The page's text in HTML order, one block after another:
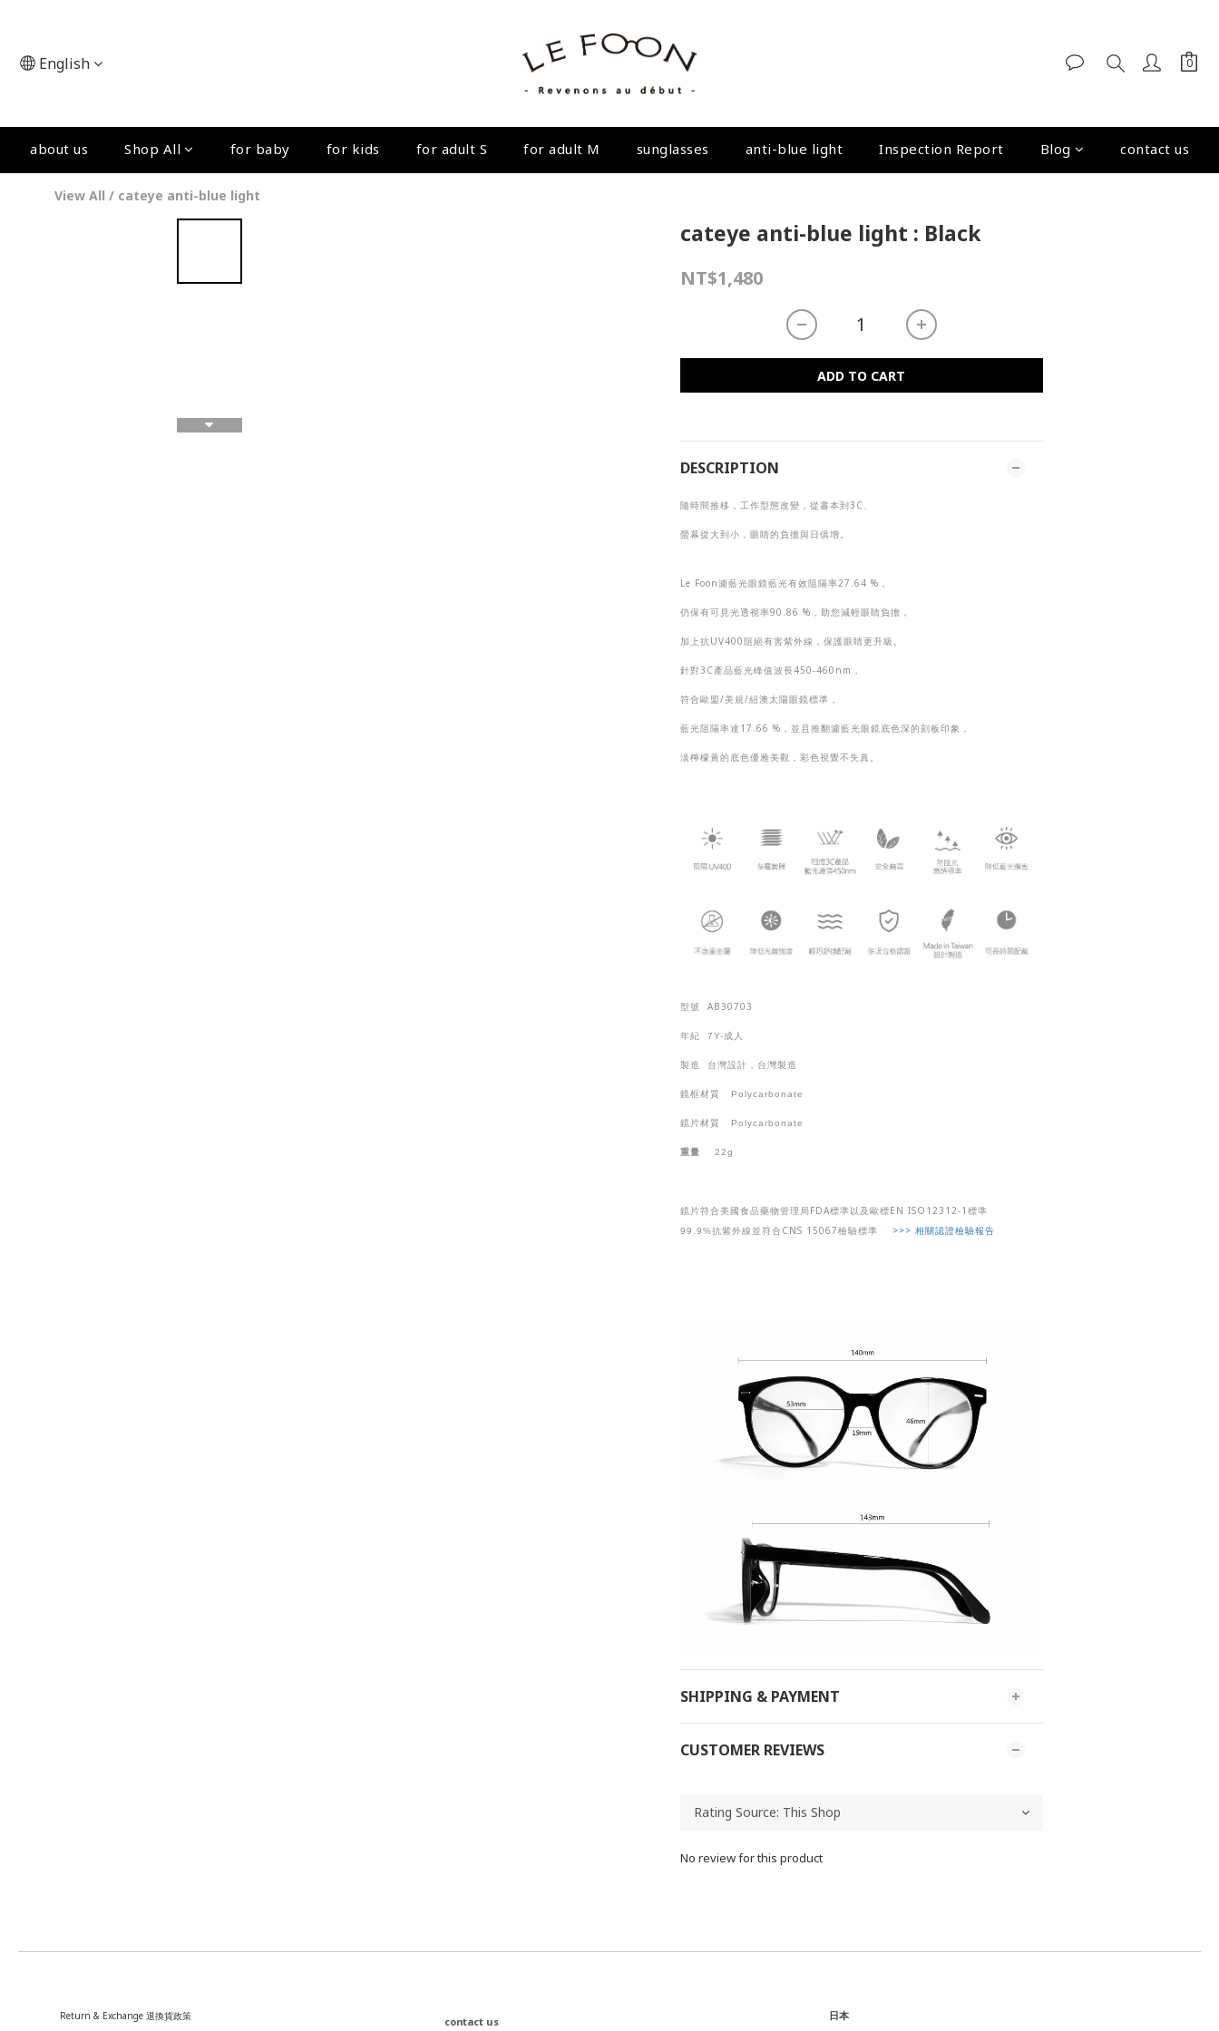
English
about us Shop All for baby for kids for adult S for adult M sunglasses anti-blue light Inspection Report Blog contact us
View All / cateye anti-blue light
cateye anti-blue light : Black
NT$1,480
ADD TO CART
DESCRIPTION
隨時間推移，工作型態改變，從書本到3C 、
螢幕從大到小，眼睛的負擔與日俱增。
Le Foon濾藍光眼鏡藍光有效阻隔率27.64 % ，
仍保有可見光透視率90.86 % ，助您減輕眼睛負擔，
加上抗UV400阻絕有害紫外線，保護眼睛更升級。
針對3C 產品藍光峰值波長450-460nm ，
符合歐盟/美規/紐澳太陽眼鏡標準，
藍光阻隔率達 17.66 % ，並且推翻濾藍光眼鏡底色深的刻板印象，
淡檸檬黃的底色優雅美觀，彩色視覺不失真。
型號 AB30703
年紀 7Y-成人
製造 台灣設計，台灣製造
鏡框材質 Polycarbonate
鏡片材質 Polycarbonate
重量 22g
鏡片符合美國食品藥物管理局 FDA標準以及歐標EN ISO12312-1 標準
99.9%抗紫外線並符合 CNS 15067檢驗標準 >>> 相關認證檢驗報告
SHIPPING & PAYMENT
CUSTOMER REVIEWS
No review for this product
Return & Exchange 退換貨政策 contact us 日本